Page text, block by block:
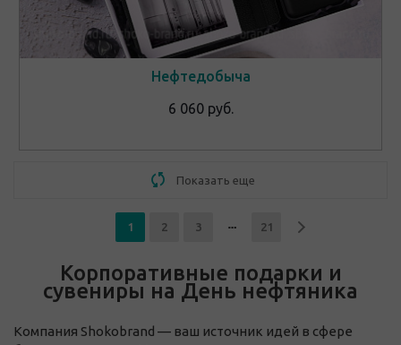
Нефтедобыча
6 060 руб.
Показать еще
1 2 3 21
Корпоративные подарки и
сувениры на День нефтяника
Компания Shokobrand — ваш источник идей в сфере